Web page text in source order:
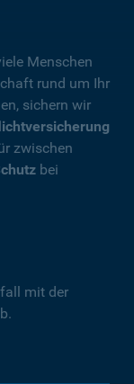
Menschen
rund um Ihr
sichern wir
zwischen
bei
mit der